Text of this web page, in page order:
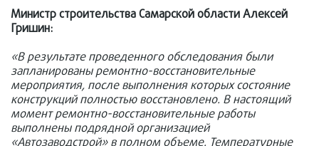
Министр строительства Самарской области Алексей
Гришин:
«В результате проведенного обследования были
запланированы ремонтно-восстановительные
мероприятия, после выполнения которых состояние
конструкций полностью восстановлено. В настоящий
момент ремонтно-восстановительные работы
выполнены подрядной организацией